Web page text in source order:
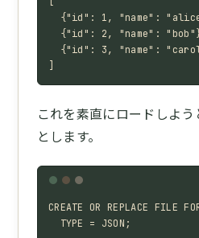
{"id": 1, "name":
{"id": 2, "name":
{"id": 3, "name":
]
これを素直にロードしよ
とします。
CREATE OR REPLACE FILE
  TYPE = JSON;